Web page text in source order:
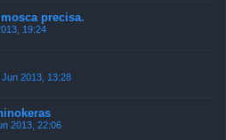
precisa.
19:24
Jun 2013, 13:28
2013, 22:06